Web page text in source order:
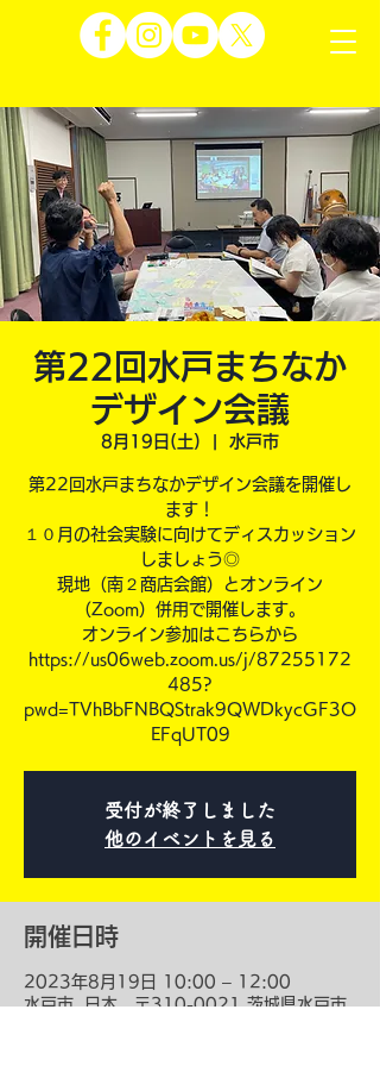
第22回水戸まちなか
デザイン会議
8月19日(土) 水戸市
第22回水戸まちなかデザイン会議を開催し
ます！
１０月の社会実験に向けてディスカッション
しましょう◎
現地（南２商店会館）とオンライン
（Zoom）併用で開催します。
オンライン参加はこちらから
https://us06web.zoom.us/j/87255172
485?
pwd=TVhBbFNBQStrak9QWDkycGF3O
EFqUT09
受付が終了しました
他のイベントを見る
開催日時
2023年8月19日 10:00 – 12:00
水戸市, 日本、〒310-0021 茨城県水戸市